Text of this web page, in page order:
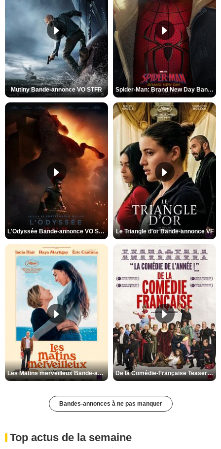
Mutiny Bande-annonce VO STFR Spider-Man: Brand New Day Bande-annonce VO STFR
L'Odyssée Bande-annonce VO STFR Le Triangle d'or Bande-annonce VF
Les Matins merveilleux Bande-annonce VF De la Comédie-Française Teaser VF
Bandes-annonces à ne pas manquer
Top actus de la semaine